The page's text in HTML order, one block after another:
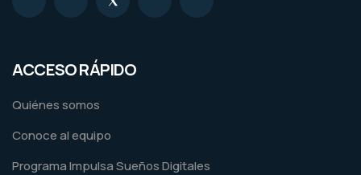
ACCESO RÁPIDO
Quiénes somos
Conoce al equipo
Programa Impulsa Sueños Digitales